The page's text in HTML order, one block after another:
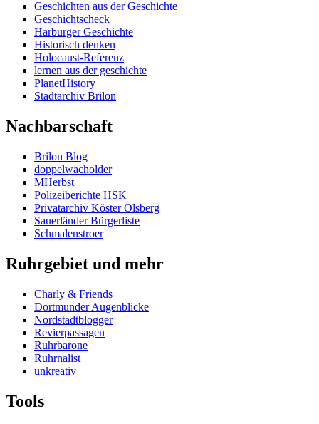
Geschichten aus der Geschichte
Geschichtscheck
Harburger Geschichte
Historisch denken
Holocaust-Referenz
lernen aus der geschichte
PlanetHistory
Stadtarchiv Brilon
Nachbarschaft
Brilon Blog
doppelwacholder
MHerbst
Polizeiberichte HSK
Privatarchiv Köster Olsberg
Sauerländer Bürgerliste
Schmalenstroer
Ruhrgebiet und mehr
Charly & Friends
Dortmunder Augenblicke
Nordstadtblogger
Revierpassagen
Ruhrbarone
Ruhrnalist
unkreativ
Tools